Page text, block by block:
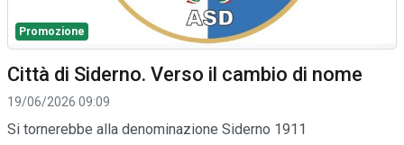
Promozione
Città di Siderno. Verso il cambio di nome
19/06/2026 09:09
Si tornerebbe alla denominazione Siderno 1911